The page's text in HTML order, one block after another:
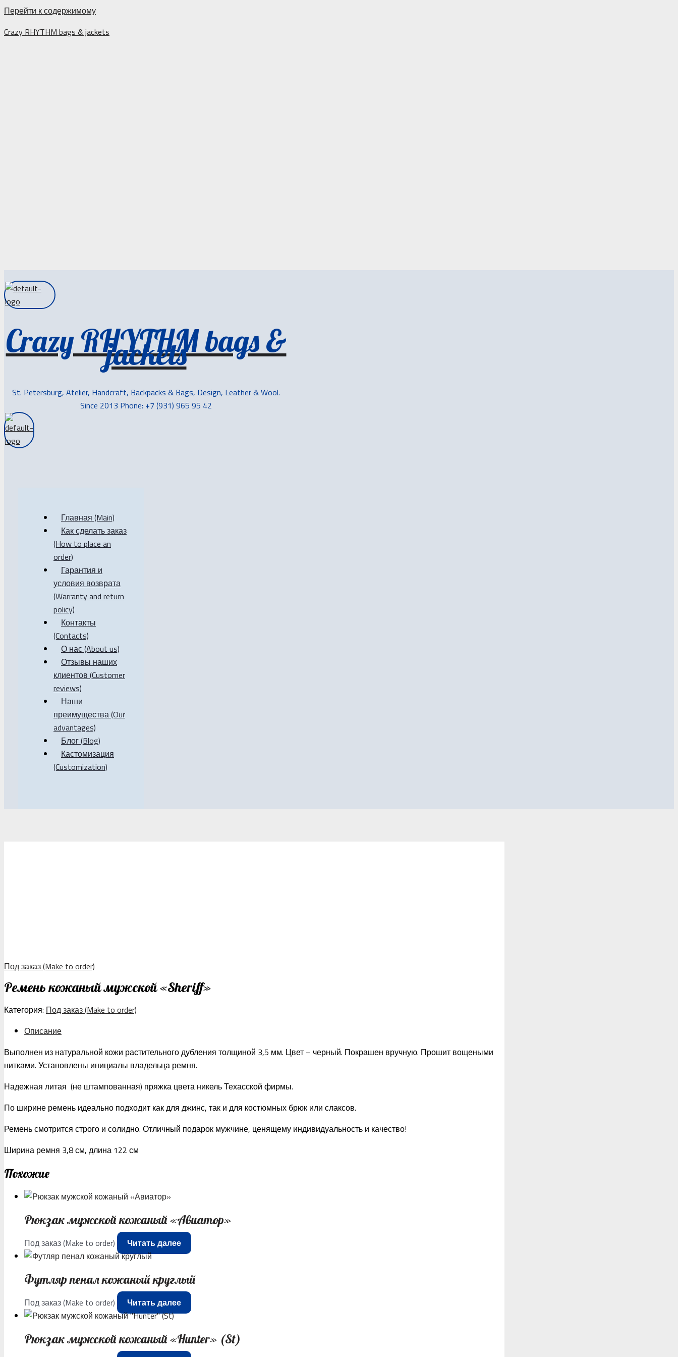
Перейти к содержимому
Crazy RHYTHM bags & jackets
Crazy RHYTHM bags &
jackets
St. Petersburg, Atelier, Handcraft, Backpacks & Bags, Design, Leather & Wool.
Since 2013 Phone: +7 (931) 965 95 42
Главная (Main)
Как сделать заказ
(How to place an
order)
Гарантия и
условия возврата
(Warranty and return
policy)
Контакты
(Contacts)
О нас (About us)
Отзывы наших
клиентов (Customer
reviews)
Наши
преимущества (Our
advantages)
Блог (Blog)
Кастомизация
(Customization)
Под заказ (Make to order)
Ремень кожаный мужской «Sheriff»
Категория: Под заказ (Make to order)
Описание
Выполнен из натуральной кожи растительного дубления толщиной 3,5 мм. Цвет – черный. Покрашен вручную. Прошит вощеными
нитками. Установлены инициалы владельца ремня.
Надежная литая (не штампованная) пряжка цвета никель Техасской фирмы.
По ширине ремень идеально подходит как для джинс, так и для костюмных брюк или слаксов.
Ремень смотрится строго и солидно. Отличный подарок мужчине, ценящему индивидуальность и качество!
Ширина ремня 3,8 см, длина 122 см
Похожие
Рюкзак мужской кожаный «Авиатор»
Под заказ (Make to order) Читать далее
Футляр пенал кожаный круглый
Под заказ (Make to order) Читать далее
Рюкзак мужской кожаный «Hunter» (St)